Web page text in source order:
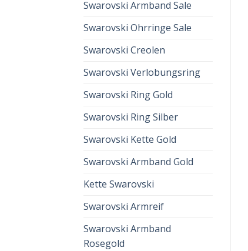
Swarovski Armband Sale
Swarovski Ohrringe Sale
Swarovski Creolen
Swarovski Verlobungsring
Swarovski Ring Gold
Swarovski Ring Silber
Swarovski Kette Gold
Swarovski Armband Gold
Kette Swarovski
Swarovski Armreif
Swarovski Armband
Rosegold